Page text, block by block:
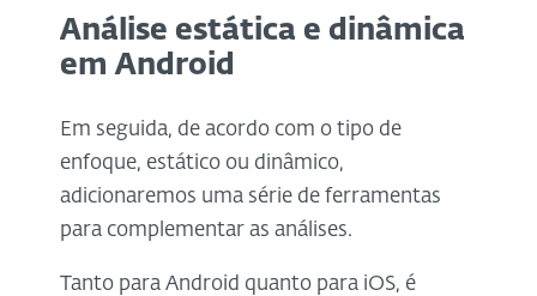
Análise estática e dinâmica
em Android
Em seguida, de acordo com o tipo de
enfoque, estático ou dinâmico,
adicionaremos uma série de ferramentas
para complementar as análises.
Tanto para Android quanto para iOS, é